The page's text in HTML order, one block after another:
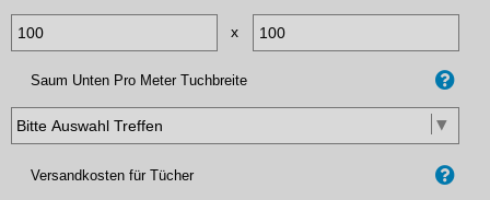
x
Saum Unten Pro Meter Tuchbreite
Versandkosten für Tücher